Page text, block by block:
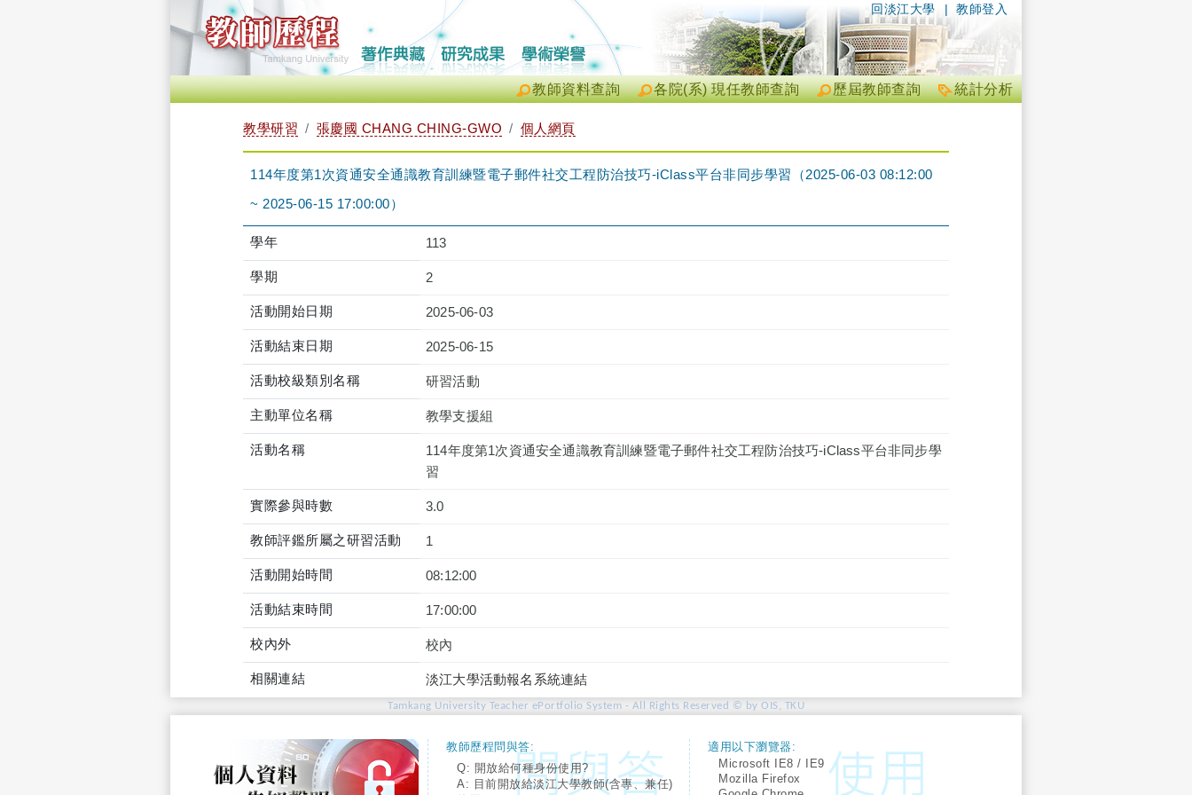
| 教師登入
回淡江大學
統計分析
歷屆教師查詢
各院(系) 現任教師查詢
教師資料查詢
教學研習 張慶國 CHANG CHING-GWO 個人網頁
114年度第1次資通安全通識教育訓練暨電子郵件社交工程防治技巧-iClass平台非同步學習（2025-06-03 08:12:00
~ 2025-06-15 17:00:00）
學年 113
學期 2
活動開始日期 2025-06-03
活動結束日期 2025-06-15
活動校級類別名稱 研習活動
主動單位名稱 教學支援組
活動名稱
114年度第1次資通安全通識教育訓練暨電子郵件社交工程防治技巧-iClass平台非同步學
習
實際參與時數 3.0
教師評鑑所屬之研習活動 1
活動開始時間 08:12:00
活動結束時間 17:00:00
校內外 校內
相關連結 淡江大學活動報名系統連結
Tamkang University Teacher ePortfolio System - All Rights Reserved © by OIS, TKU
教師歷程問與答:
Q: 開放給何種身份使用?
A: 目前開放給淡江大學教師(含專、兼任)
適用以下瀏覽器:
Microsoft IE8 / IE9
Mozilla Firefox